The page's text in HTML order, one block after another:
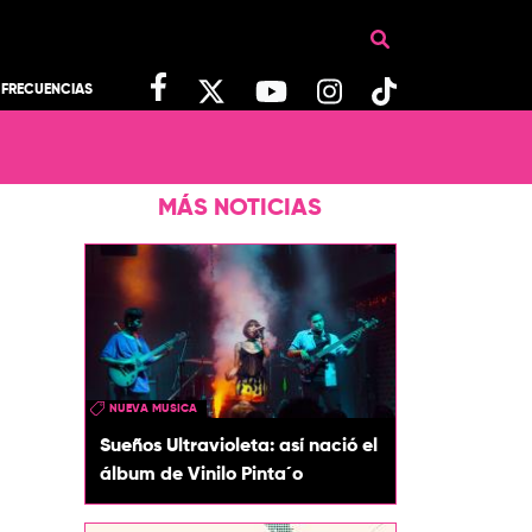
FRECUENCIAS
MÁS NOTICIAS
NUEVA MUSICA
Sueños Ultravioleta: así nació el
álbum de Vinilo Pinta´o